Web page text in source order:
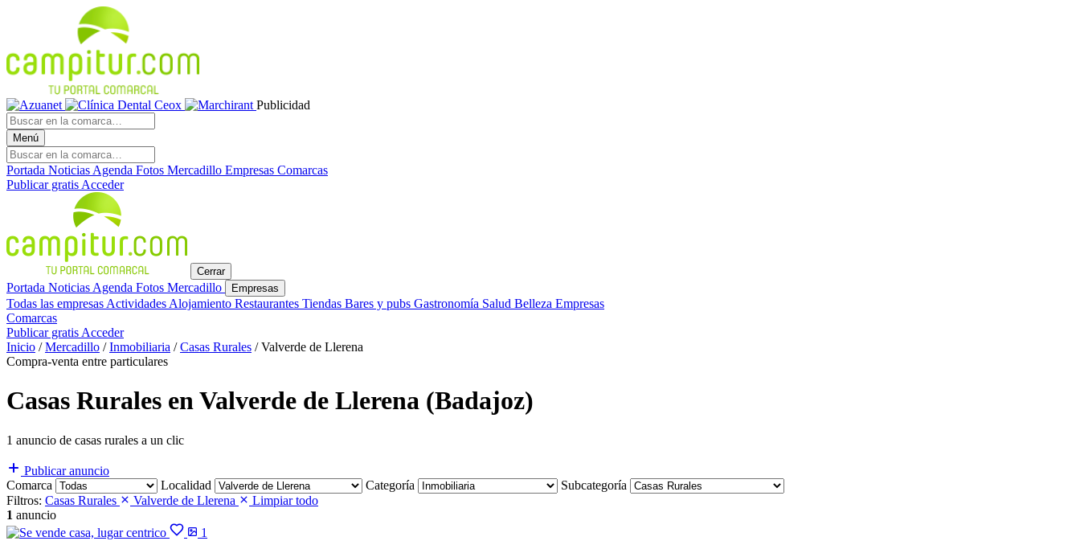
Publicidad
Menú
Portada Noticias Agenda Fotos Mercadillo Empresas Comarcas
Publicar gratis Acceder
Cerrar
Portada Noticias Agenda Fotos Mercadillo Empresas
Todas las empresas Actividades Alojamiento Restaurantes Tiendas Bares y pubs Gastronomía Salud Belleza Empresas
Comarcas
Publicar gratis Acceder
Inicio / Mercadillo / Inmobiliaria / Casas Rurales / Valverde de Llerena
Compra-venta entre particulares
Casas Rurales en Valverde de Llerena (Badajoz)
1 anuncio de casas rurales a un clic
Publicar anuncio
Comarca
Localidad Categoría
Subcategoría
Filtros: Casas Rurales Valverde de Llerena
Limpiar todo
1 anuncio
1